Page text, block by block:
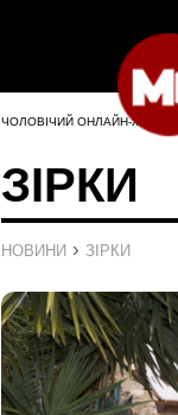
ЧОЛОВІЧИЙ ОНЛАЙН-ЖУРНАЛ
ЗІРКИ
НОВИНИ › ЗІРКИ